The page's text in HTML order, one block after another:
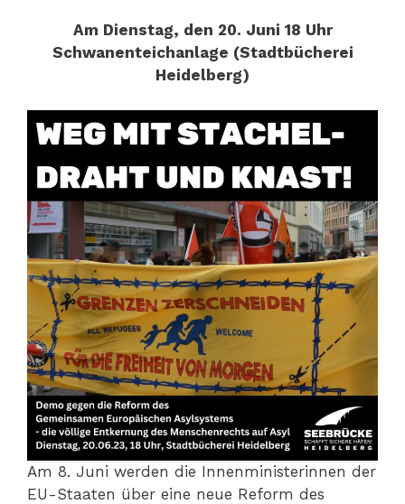
Am Dienstag, den 20. Juni 18 Uhr
Schwanenteichanlage (Stadtbücherei
Heidelberg)
Am 8. Juni werden die Innenministerinnen der
EU-Staaten über eine neue Reform des